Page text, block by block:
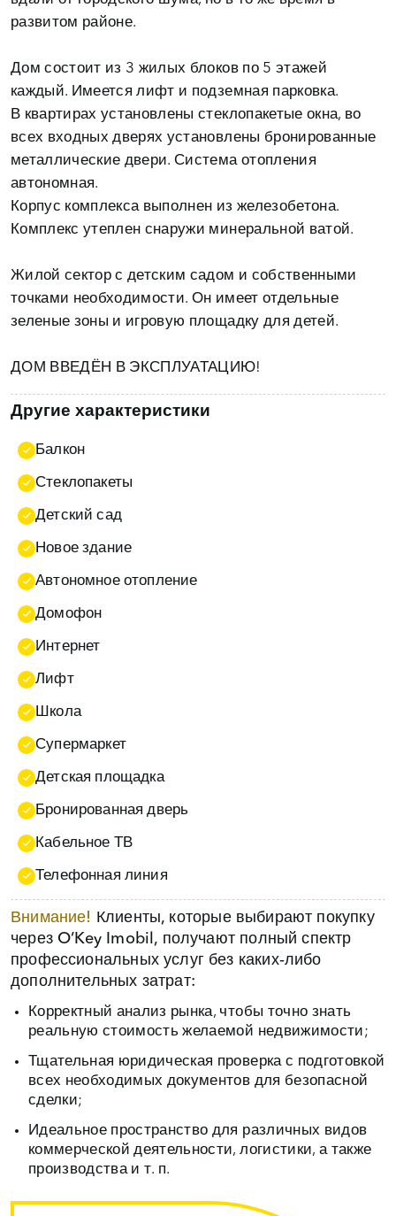
развитом районе.
Дом состоит из 3 жилых блоков по 5 этажей
каждый. Имеется лифт и подземная парковка.
В квартирах установлены стеклопакетые окна, во
всех входных дверях установлены бронированные
металлические двери. Система отопления
автономная.
Корпус комплекса выполнен из железобетона.
Комплекс утеплен снаружи минеральной ватой.
Жилой сектор с детским садом и собственными
точками необходимости. Он имеет отдельные
зеленые зоны и игровую площадку для детей.
ДОМ ВВЕДЁН В ЭКСПЛУАТАЦИЮ!
Другие характеристики
Балкон
Стеклопакеты
Детский сад
Новое здание
Автономное отопление
Домофон
Интернет
Лифт
Школа
Супермаркет
Детская площадка
Бронированная дверь
Кабельное ТВ
Телефонная линия
Внимание!
Клиенты, которые выбирают покупку
через O’Key Imobil, получают полный спектр
профессиональных услуг без каких‑либо
дополнительных затрат:
Корректный анализ рынка, чтобы точно знать
реальную стоимость желаемой недвижимости;
Тщательная юридическая проверка с подготовкой
всех необходимых документов для безопасной
сделки;
Идеальное пространство для различных видов
коммерческой деятельности, логистики, а также
производства и т. п.